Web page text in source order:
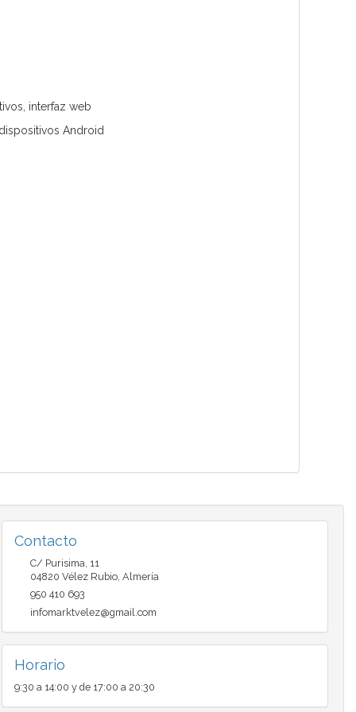
interfaz web
Android
Contacto
C/ Purisima, 11
04820 Vélez Rubio, Almería
950 410 693
infomarktvelez@gmail.com
Horario
9:30 a 14:00 y de 17:00 a 20:30